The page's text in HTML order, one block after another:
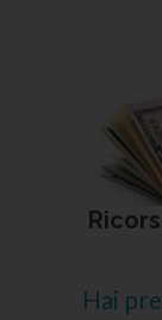
Hai